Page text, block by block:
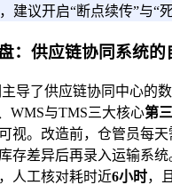
建议开启“断点续传”与“
：供应链协同系统的
导了供应链协同中心的
WMS与TMS三大核心第
视。改造前，仓管员每天
存差异后再录入运输系
人工核对耗时近6小时，